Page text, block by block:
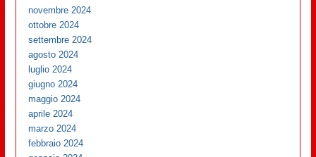
novembre 2024
ottobre 2024
settembre 2024
agosto 2024
luglio 2024
giugno 2024
maggio 2024
aprile 2024
marzo 2024
febbraio 2024